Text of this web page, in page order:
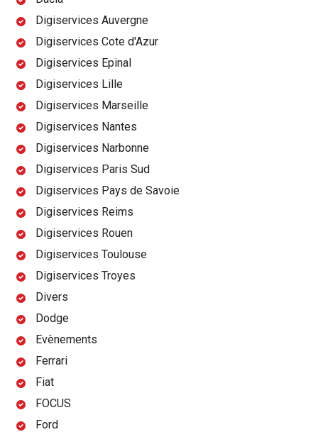
Digiservices Auvergne
Digiservices Cote d'Azur
Digiservices Epinal
Digiservices Lille
Digiservices Marseille
Digiservices Nantes
Digiservices Narbonne
Digiservices Paris Sud
Digiservices Pays de Savoie
Digiservices Reims
Digiservices Rouen
Digiservices Toulouse
Digiservices Troyes
Divers
Dodge
Evènements
Ferrari
Fiat
FOCUS
Ford